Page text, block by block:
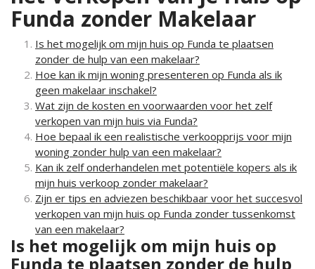
Funda zonder Makelaar
Is het mogelijk om mijn huis op Funda te plaatsen
zonder de hulp van een makelaar?
Hoe kan ik mijn woning presenteren op Funda als ik
geen makelaar inschakel?
Wat zijn de kosten en voorwaarden voor het zelf
verkopen van mijn huis via Funda?
Hoe bepaal ik een realistische verkoopprijs voor mijn
woning zonder hulp van een makelaar?
Kan ik zelf onderhandelen met potentiële kopers als ik
mijn huis verkoop zonder makelaar?
Zijn er tips en adviezen beschikbaar voor het succesvol
verkopen van mijn huis op Funda zonder tussenkomst
van een makelaar?
Is het mogelijk om mijn huis op
Funda te plaatsen zonder de hulp